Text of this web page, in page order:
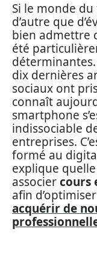
Si le monde
d’autre que
bien admettre
été
déterminantes.
dix dernières
sociaux ont
connaît
smartphone
indissociable
entreprises.
formé au
explique
associercours
afin
acquérir de